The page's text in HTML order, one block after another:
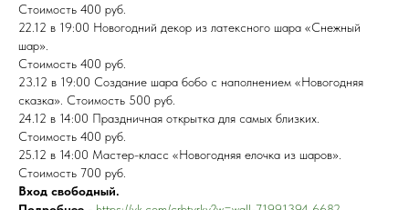
Стоимость 400 руб.​
22.12 в 19:00 Новогодний декор из латексного шара «Снежный
шар».
Стоимость 400 руб.​
23.12 в 19:00 Создание шара бобо с наполнением «Новогодняя
сказка». Стоимость 500 руб.​
24.12 в 14:00 Праздничная открытка для самых близких.
Стоимость 400 руб.​
25.12 в 14:00 Мастер-класс «Новогодняя елочка из шаров».
Стоимость 700 руб.​
Вход свободный.